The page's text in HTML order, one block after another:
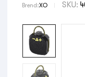
Brend:XO SKU: